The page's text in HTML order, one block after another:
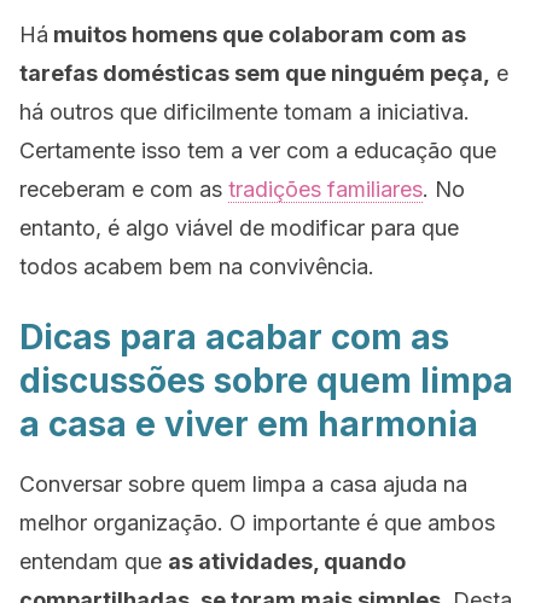
Há muitos homens que colaboram com as
tarefas domésticas sem que ninguém peça,
e
há outros que dificilmente tomam a iniciativa.
Certamente isso tem a ver com a educação que
receberam e com as tradições familiares. No
entanto, é algo viável de modificar para que
todos acabem bem na convivência.
Dicas para acabar com as
discussões sobre quem limpa
a casa e viver em harmonia
Conversar sobre quem limpa a casa ajuda na
melhor organização. O importante é que ambos
entendam que as atividades, quando